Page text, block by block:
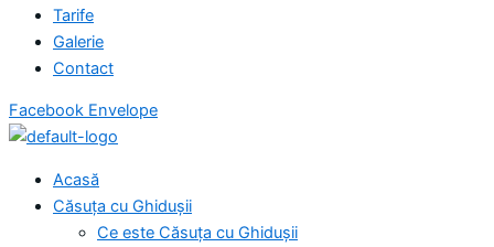
Tarife
Galerie
Contact
Facebook Envelope
Acasă
Căsuța cu Ghidușii
Ce este Căsuța cu Ghidușii